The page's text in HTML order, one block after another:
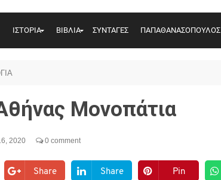
ΙΣΤΟΡΙΑ ΒΙΒΛΙΑ ΣΥΝΤΑΓΕΣ ΠΑΠΑΘΑΝΑΣΟΠΟΥΛΟΣ
Μονοπάτια
2020 0 comment
Share Share Pin